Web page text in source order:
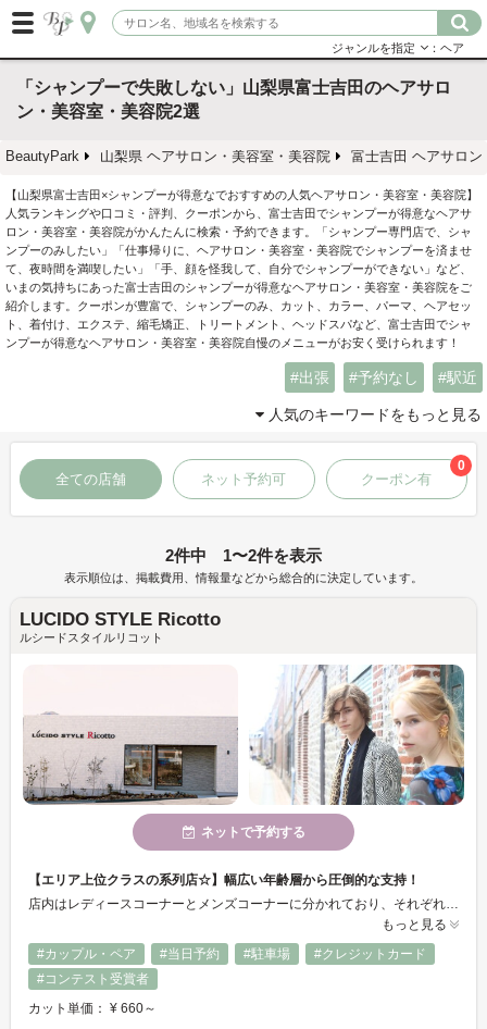
ジャンルを指定 ：ヘア
「シャンプーで失敗しない」山梨県富士吉田のヘアサロ
ン・美容室・美容院2選
BeautyPark 山梨県 ヘアサロン・美容室・美容院 富士吉田 ヘアサロ
【山梨県富士吉田×シャンプーが得意なでおすすめの人気ヘアサロン・美容室・美容院】
人気ランキングや口コミ・評判、クーポンから、富士吉田でシャンプーが得意なヘアサ
ロン・美容室・美容院がかんたんに検索・予約できます。「シャンプー専門店で、シャ
ンプーのみしたい」「仕事帰りに、ヘアサロン・美容室・美容院でシャンプーを済ませ
て、夜時間を満喫したい」「手、顔を怪我して、自分でシャンプーができない」など、
いまの気持ちにあった富士吉田のシャンプーが得意なヘアサロン・美容室・美容院をご
紹介します。クーポンが豊富で、シャンプーのみ、カット、カラー、パーマ、ヘアセッ
ト、着付け、エクステ、縮毛矯正、トリートメント、ヘッドスパなど、富士吉田でシャ
ンプーが得意なヘアサロン・美容室・美容院自慢のメニューがお安く受けられます！
出張 予約なし 駅近
人気のキーワードをもっと見る
全ての店舗 ネット予約可 クーポン有
0
2件中 1〜2件を表示
表示順位は、掲載費用、情報量などから総合的に決定しています。
LUCIDO STYLE Ricotto
ルシードスタイルリコット
ネットで予約する
【エリア上位クラスの系列店☆】幅広い年齢層から圧倒的な支持！
店内はレディースコーナーとメンズコーナーに分かれており、それぞれの専門メニューをご用意しております。そしてヘッドスパやまつげエクステ、お子様連れ、カップルでもお過ごし頂けるラグジュアリールームもご用意しております。ご家族やご友人をお誘いの上、ぜひご来店下さい♪大人のオシャレと贅沢な時間を…☆
もっと見る
#カップル・ペア
#当日予約 #駐車場
#クレジットカード
#コンテスト受賞者
カット単価： ¥ 660～